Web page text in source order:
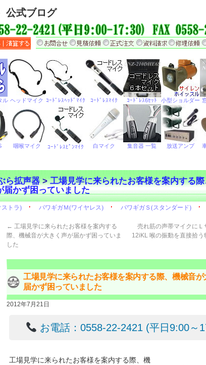
公式ブログ
ら拡声器>工場見学に来られたお客様を案内する
届かず困っていました
← 工場見学に来られたお客様を案内する
際、機械音が大きく声が届かず困っていま
した
売れ筋の声帯マイクにＬ
12iKL 喉の振動を直接拾う
工場見学に来られたお客様を案内する際、機械音が
届かず困っていました
2012年7月21日
お電話：0558-22-2421 (平日9:00～
工場見学に来られたお客様を案内する際、機